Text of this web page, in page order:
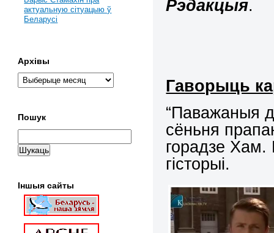
Рэдакцыя.
Гаворыць
“Паважаныя
сёньня
горадзе Хам.
гісторыі.
актуальную сітуацыю ў
Беларусі
Архівы
Пошук
Іншыя сайты